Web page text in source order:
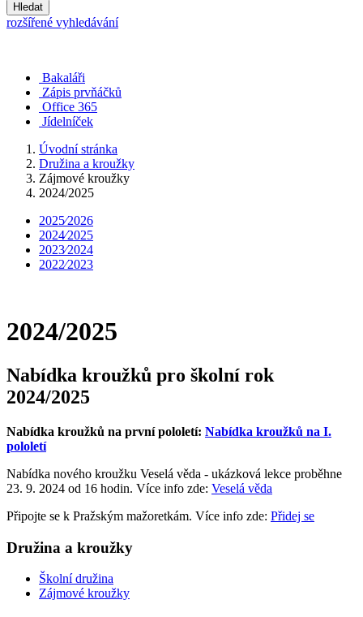
Hledat
rozšířené vyhledávání
Bakaláři
Zápis prvňáčků
Office 365
Jídelníček
Úvodní stránka
Družina a kroužky
Zájmové kroužky
2024/2025
2025⁄2026
2024⁄2025
2023⁄2024
2022⁄2023
2024/2025
Nabídka kroužků pro školní rok
2024/2025
Nabídka kroužků na první pololetí: Nabídka kroužků na I.
pololetí
Nabídka nového kroužku Veselá věda - ukázková lekce proběhne
23. 9. 2024 od 16 hodin. Více info zde: Veselá věda
Připojte se k Pražským mažoretkám. Více info zde: Přidej se
Družina a kroužky
Školní družina
Zájmové kroužky